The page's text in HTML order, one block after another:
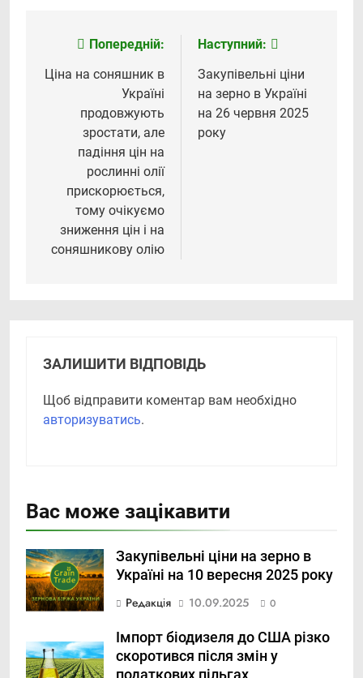
Навігація
записів
Попередній:
Ціна на соняшник в
Україні
продовжують
зростати, але
падіння цін на
рослинні олії
прискорюється,
тому очікуємо
зниження цін і на
соняшникову олію
Наступний:
Закупівельні ціни
на зерно в Україні
на 26 червня 2025
року
ЗАЛИШИТИ ВІДПОВІДЬ
Щоб відправити коментар вам необхідно
авторизуватись.
Вас може зацікавити
Закупівельні ціни на зерно в
Україні на 10 вересня 2025 року
Редакція
10.09.2025 0
Імпорт біодизеля до США різко
скоротився після змін у